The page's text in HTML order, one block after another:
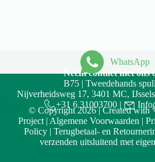
Decline
WhatsApp
Neem contact met ons
B75 | Tweedehands
Nijverheidsweg 17, 3401 MC,
+31 6 31003700|
© Copyright 2026 | Created with
Project| Algemene Voorwaarden |
Policy| Terugbetaal- en
verzenden uitsluitend met